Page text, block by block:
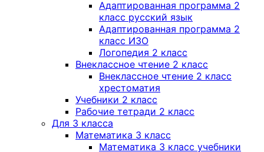
Адаптированная программа 2
класс русский язык
Адаптированная программа 2
класс ИЗО
Логопедия 2 класс
Внеклассное чтение 2 класс
Внеклассное чтение 2 класс
хрестоматия
Учебники 2 класс
Рабочие тетради 2 класс
Для 3 класса
Математика 3 класс
Математика 3 класс учебники